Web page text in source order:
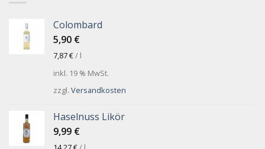
Colombard
5,90 €
7,87€/ l
inkl. 19 % MwSt.
zzgl. Versandkosten
Haselnuss Likör
9,99 €